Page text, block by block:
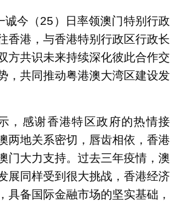
诚今（25）日率领澳门特别行政
香港，与香港特别行政区行政长
方共识未来持续深化彼此合作交
，共同推动粤港澳大湾区建设发
，感谢香港特区政府的热情接
两地关系密切，唇齿相依，香港
门大力支持。过去三年疫情，澳
展同样受到很大挑战，香港经济
具备国际金融市场的坚实基础，